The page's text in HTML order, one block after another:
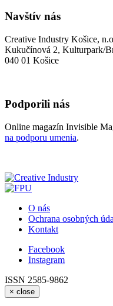
Navštív nás
Creative Industry Košice,
Kukučínová 2, Kulturpark/
040 01 Košice
Podporili nás
Online magazín Invisible
na podporu umenia.
O nás
Ochrana osobných
Kontakt
Facebook
Instagram
ISSN 2585-9862
× close